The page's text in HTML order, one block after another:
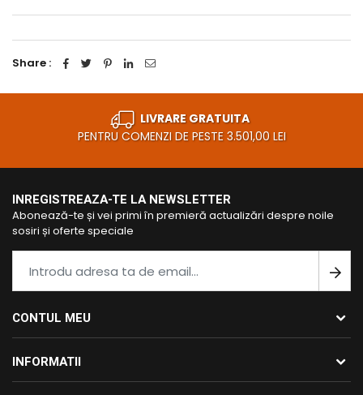
Share :
LIVRARE GRATUITA
PENTRU COMENZI DE PESTE 3.501,00 LEI
INREGISTREAZA-TE LA NEWSLETTER
Abonează-te și vei primi în premieră actualizări despre noile
sosiri și oferte speciale
CONTUL MEU
INFORMATII